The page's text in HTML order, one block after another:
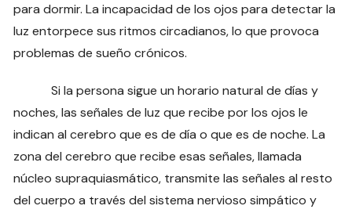
para dormir. La incapacidad de los ojos para detectar la
luz entorpece sus ritmos circadianos, lo que provoca
problemas de sueño crónicos.
Si la persona sigue un horario natural de días y
noches, las señales de luz que recibe por los ojos le
indican al cerebro que es de día o que es de noche. La
zona del cerebro que recibe esas señales, llamada
núcleo supraquiasmático, transmite las señales al resto
del cuerpo a través del sistema nervioso simpático y